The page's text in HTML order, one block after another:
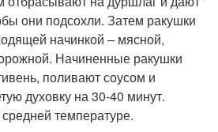
они подсохли. Затем ракушки
начинкой – мясной,
Начиненные ракушки
поливают соусом и
духовку на 30-40 минут.
температуре.